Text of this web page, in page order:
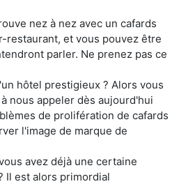
nez à nez avec un cafards
restaurant, et vous pouvez être
parler. Ne prenez pas ce
hôtel prestigieux ? Alors vous
nous appeler dès aujourd'hui
de prolifération de cafards
l'image de marque de
avez déjà une certaine
Il est alors primordial